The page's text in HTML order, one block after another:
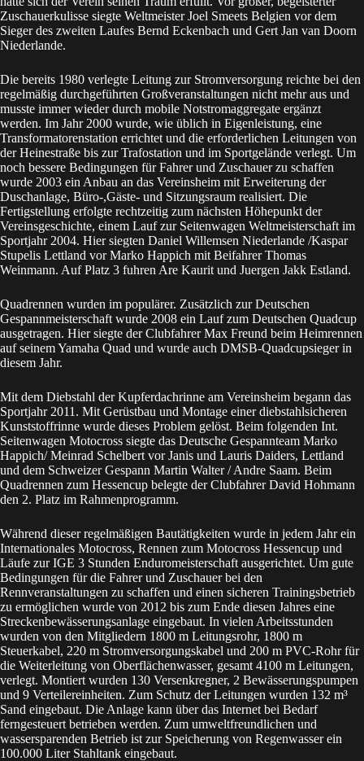
Zuschauerkulisse siegte Weltmeister Joel Smeets Belgien vor dem
Sieger des zweiten Laufes Bernd Eckenbach und Gert Jan van Doorn
Niederlande.
Die bereits 1980 verlegte Leitung zur Stromversorgung reichte bei den
regelmäßig durchgeführten Großveranstaltungen nicht mehr aus und
musste immer wieder durch mobile Notstromaggregate ergänzt
werden. Im Jahr 2000 wurde, wie üblich in Eigenleistung, eine
Transformatorenstation errichtet und die erforderlichen Leitungen von
der Heinestraße bis zur Trafostation und im Sportgelände verlegt. Um
noch bessere Bedingungen für Fahrer und Zuschauer zu schaffen
wurde 2003 ein Anbau an das Vereinsheim mit Erweiterung der
Duschanlage, Büro-,Gäste- und Sitzungsraum realisiert. Die
Fertigstellung erfolgte rechtzeitig zum nächsten Höhepunkt der
Vereinsgeschichte, einem Lauf zur Seitenwagen Weltmeisterschaft im
Sportjahr 2004. Hier siegten Daniel Willemsen Niederlande /Kaspar
Stupelis Lettland vor Marko Happich mit Beifahrer Thomas
Weinmann. Auf Platz 3 fuhren Are Kaurit und Juergen Jakk Estland.
Quadrennen wurden im populärer. Zusätzlich zur Deutschen
Gespannmeisterschaft wurde 2008 ein Lauf zum Deutschen Quadcup
ausgetragen. Hier siegte der Clubfahrer Max Freund beim Heimrennen
auf seinem Yamaha Quad und wurde auch DMSB-Quadcupsieger in
diesem Jahr.
Mit dem Diebstahl der Kupferdachrinne am Vereinsheim begann das
Sportjahr 2011. Mit Gerüstbau und Montage einer diebstahlsicheren
Kunststoffrinne wurde dieses Problem gelöst. Beim folgenden Int.
Seitenwagen Motocross siegte das Deutsche Gespannteam Marko
Happich/ Meinrad Schelbert vor Janis und Lauris Daiders, Lettland
und dem Schweizer Gespann Martin Walter / Andre Saam. Beim
Quadrennen zum Hessencup belegte der Clubfahrer David Hohmann
den 2. Platz im Rahmenprogramm.
Während dieser regelmäßigen Bautätigkeiten wurde in jedem Jahr ein
Internationales Motocross, Rennen zum Motocross Hessencup und
Läufe zur IGE 3 Stunden Enduromeisterschaft ausgerichtet. Um gute
Bedingungen für die Fahrer und Zuschauer bei den
Rennveranstaltungen zu schaffen und einen sicheren Trainingsbetrieb
zu ermöglichen wurde von 2012 bis zum Ende diesen Jahres eine
Streckenbewässerungsanlage eingebaut. In vielen Arbeitsstunden
wurden von den Mitgliedern 1800 m Leitungsrohr, 1800 m
Steuerkabel, 220 m Stromversorgungskabel und 200 m PVC-Rohr für
die Weiterleitung von Oberflächenwasser, gesamt 4100 m Leitungen,
verlegt. Montiert wurden 130 Versenkregner, 2 Bewässerungspumpen
und 9 Verteilereinheiten. Zum Schutz der Leitungen wurden 132 m³
Sand eingebaut. Die Anlage kann über das Internet bei Bedarf
ferngesteuert betrieben werden. Zum umweltfreundlichen und
wassersparenden Betrieb ist zur Speicherung von Regenwasser ein
100.000 Liter Stahltank eingebaut.